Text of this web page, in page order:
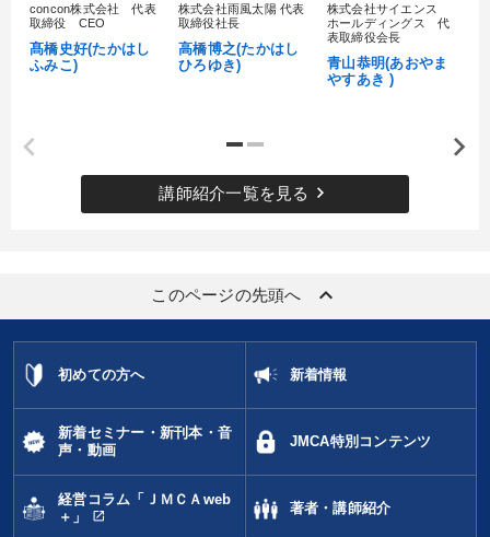
concon株式会社 代表
取締役 CEO
髙橋史好(たかはし
ふみこ)
株式会社雨風太陽 代表
取締役社長
高橋博之(たかはし
ひろゆき)
株式会社サイエンス
ホールディングス 代
表取締役会長
青山恭明(あおやま
やすあき )
講師紹介一覧を見る keyboard_arrow_right
このページの先頭へ keyboard_arrow_up
初めての方へ 新着情報
新着セミナー・新刊本・音
声・動画
JMCA特別コンテンツ
経営コラム「ＪＭＣＡweb
＋」
open_in_new
著者・講師紹介